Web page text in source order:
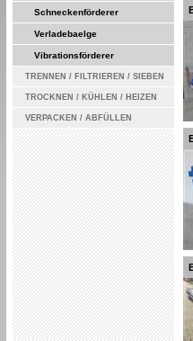
Schneckenförderer
Verladebaelge
Vibrationsförderer
TRENNEN / FILTRIEREN / SIEBEN
TROCKNEN / KÜHLEN / HEIZEN
VERPACKEN / ABFÜLLEN